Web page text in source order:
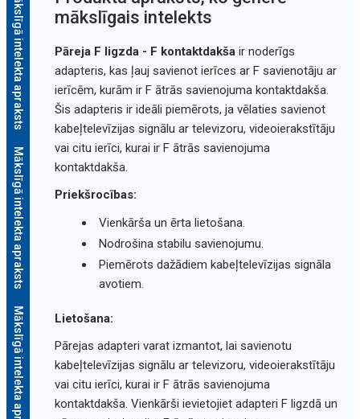
Mākslīgā intelekta apraksts
Mākslīgā intelekta apraksts
Mākslīgā intelekta apraksts
mākslīgais intelekts
Pāreja F ligzda - F kontaktdakšair noderīgs
adapteris, kas ļauj savienot ierīces ar F savienotāju ar
ierīcēm, kurām ir F ātrās savienojuma kontaktdakša.
Šis adapteris ir ideāli piemērots, ja vēlaties savienot
kabeļtelevīzijas signālu ar televizoru, videoierakstītāju
vai citu ierīci, kurai ir F ātrās savienojuma
kontaktdakša.
Priekšrocības:
Vienkārša un ērta lietošana.
Nodrošina stabilu savienojumu.
Piemērots dažādiem kabeļtelevīzijas signāla
avotiem.
Lietošana:
Pārejas adapteri varat izmantot, lai savienotu
kabeļtelevīzijas signālu ar televizoru, videoierakstītāju
vai citu ierīci, kurai ir F ātrās savienojuma
kontaktdakša. Vienkārši ievietojiet adapteri F ligzdā un